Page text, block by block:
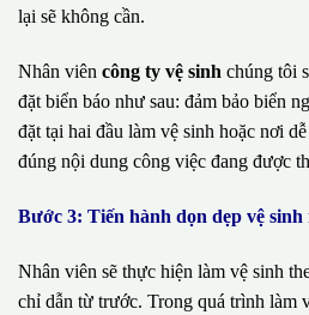
lại sẽ không cần.
Nhân viên công ty vệ sinh chúng tôi
đặt biển báo như sau: đảm bảo biển
đặt tại hai đầu làm vệ sinh hoặc nơi
đúng nội dung công việc đang được
Bước 3: Tiến hành dọn dẹp vệ sinh
Nhân viên sẽ thực hiện làm vệ sinh
chỉ dẫn từ trước. Trong quá trình làm